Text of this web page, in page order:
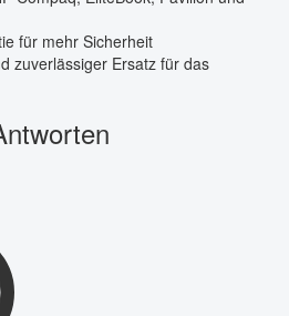
für mehr Sicherheit
zuverlässiger Ersatz für das